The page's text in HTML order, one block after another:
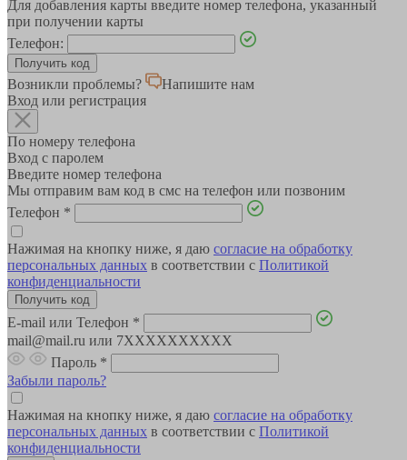
Для добавления карты введите номер телефона, указанный
при получении карты
Телефон:
Возникли проблемы?
Напишите нам
Вход или регистрация
По номеру телефона
Вход с паролем
Введите номер телефона
Мы отправим вам код в смс на телефон или позвоним
Телефон *
Нажимая на кнопку ниже, я даю согласие на обработку
персональных данных в соответствии с Политикой
конфиденциальности
E-mail или Телефон *
mail@mail.ru или 7XXXXXXXXXX
Пароль *
Забыли пароль?
Нажимая на кнопку ниже, я даю согласие на обработку
персональных данных в соответствии с Политикой
конфиденциальности